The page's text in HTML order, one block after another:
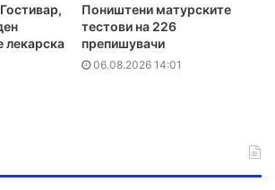
лекарска
Поништени матурските
тестови на 226
препишувачи
06.08.2026 14:01